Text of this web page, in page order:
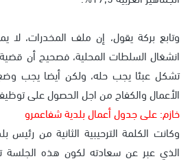
وتابع بركة يقول، إن ملف المخدرات،
انشغال السلطات المحلية، فصحيح أن
تشكل عبئا يجب حله، ولكن أيضا يجب
الأعمال والكفاح من اجل الحصول على
خازم: على جدول أعمال بلدية شفاعمرو
وكانت الكلمة الترحيبية الثانية من
الذي عبر عن سعادته لكون هذه الجلسة